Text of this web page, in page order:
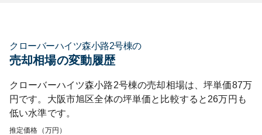
クローバーハイツ森小路2号棟の
売却相場の変動履歴
クローバーハイツ森小路2号棟の売却相場は、坪単価87万
円です。 大阪市旭区全体の坪単価と比較すると 26万円も
低い水準です。
推定価格（万円）